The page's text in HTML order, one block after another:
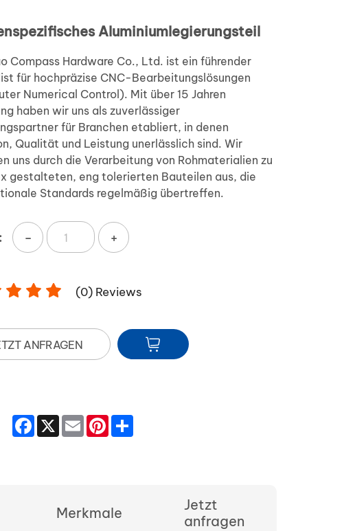
Aluminiumlegierungsteil
Compass Hardware Co., Ltd. ist ein führender
für hochpräzise CNC-Bearbeitungslösungen
Numerical Control). Mit über 15 Jahren
haben wir uns als zuverlässiger
für Branchen etabliert, in denen
Qualität und Leistung unerlässlich sind. Wir
uns durch die Verarbeitung von Rohmaterialien zu
gestalteten, eng tolerierten Bauteilen aus, die
Standards regelmäßig übertreffen.
- +
(0) Reviews
ANFRAGEN
Facebook
X EmailPinterest
Merkmale
Jetzt
anfragen